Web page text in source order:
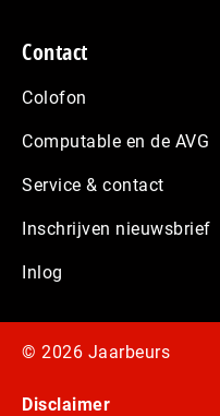
Contact
Colofon
Computable en de AVG
Service & contact
Inschrijven nieuwsbrief
Inlog
© 2026 Jaarbeurs
Disclaimer